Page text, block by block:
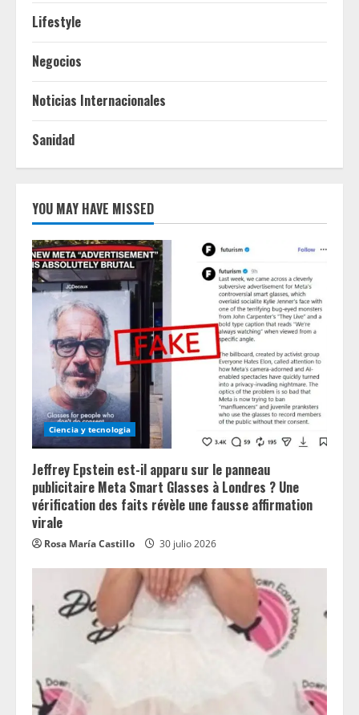
Lifestyle
Negocios
Noticias Internacionales
Sanidad
YOU MAY HAVE MISSED
Ciencia y tecnologia
Jeffrey Epstein est-il apparu sur le panneau
publicitaire Meta Smart Glasses à Londres ? Une
vérification des faits révèle une fausse affirmation
virale
Rosa María Castillo 30 julio 2026